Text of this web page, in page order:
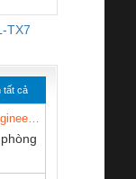
TX7
tất cả